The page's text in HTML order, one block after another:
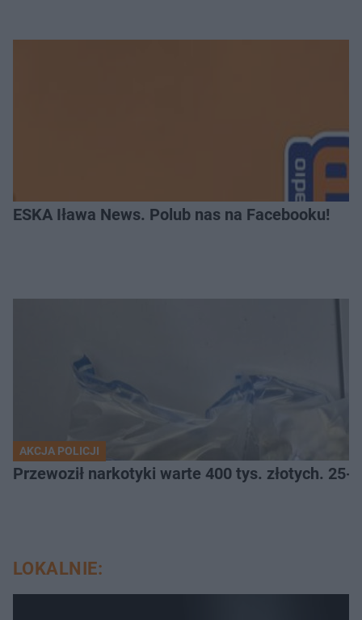
ESKA Iława News. Polub nas na Facebooku!
AKCJA POLICJI
Przewoził narkotyki warte 400 tys. złotych.
LOKALNIE: